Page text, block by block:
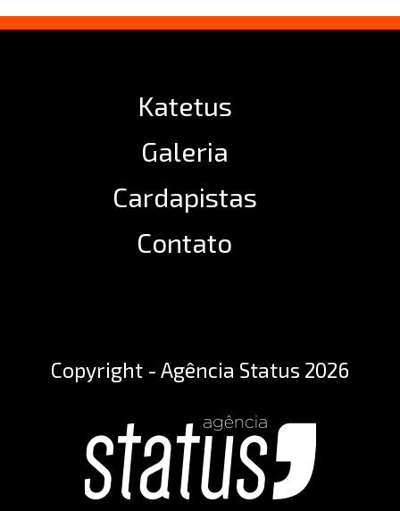
Katetus
Galeria
Cardapistas
Contato
Copyright - Agência Status 2026